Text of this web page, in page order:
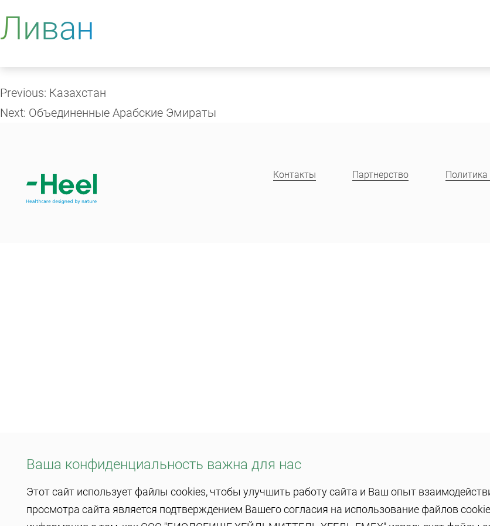
Ливан
Навигация
по
записям
Previous: Казахстан
Next: Объединенные Арабские Эмираты
Ваша конфиденциальность важна для нас
Этот сайт использует файлы cookies, чтобы улучшить работу сайта и Ваш опыт
просмотра сайта является подтверждением Вашего согласия на использование файлов
Контакты Партнерство